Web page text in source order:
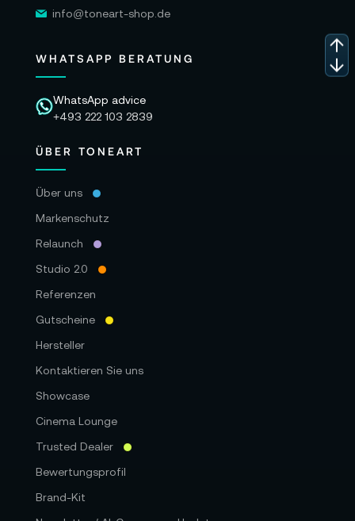
info@toneart-shop.de
WHATSAPP BERATUNG
WhatsApp advice
+493 222 103 2839
ÜBER TONEART
Über uns
Markenschutz
Relaunch
Studio 2.0
Referenzen
Gutscheine
Hersteller
Kontaktieren Sie uns
Showcase
Cinema Lounge
Trusted Dealer
Bewertungsprofil
Brand-Kit